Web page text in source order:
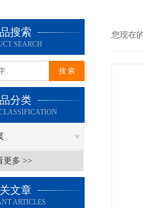
搜索
SEARCH
分类
更多 >>
文章
ARTICLES
您现在